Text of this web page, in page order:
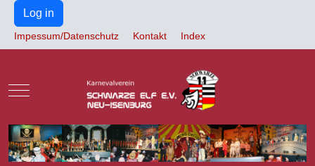
Log in
Impessum/Datenschutz Kontakt Index
Mobile Menu Toggle